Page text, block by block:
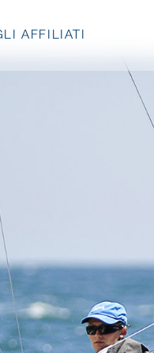
AFFILIATI